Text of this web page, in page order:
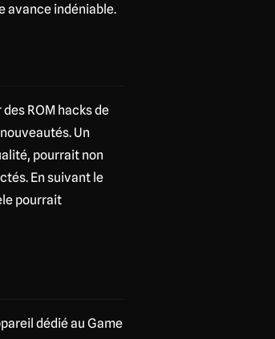
avance indéniable.
ROM hacks de
Un
pourrait non
En suivant le
pourrait
dédié au Game